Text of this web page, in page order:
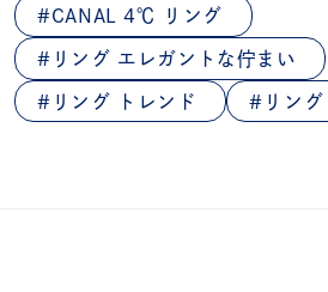
CANAL 4℃ リング
リング エレガントな佇まい
リング トレンド リン